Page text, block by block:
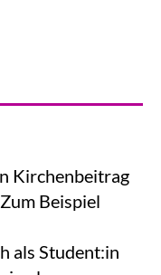
Kirchenbeitrag
Beispiel
als Student:in